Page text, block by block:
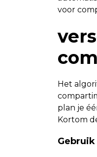
voor
Het
plan je
Kortom